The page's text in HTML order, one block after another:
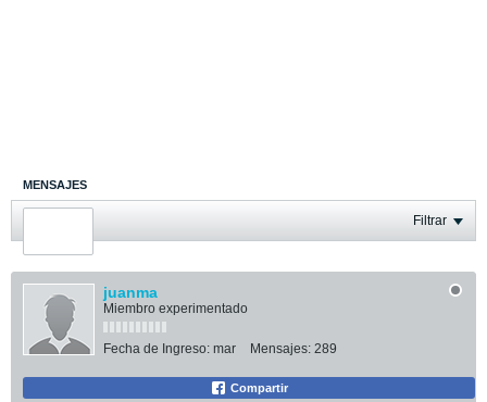
MENSAJES
ÚLTIMA ACTIVIDAD Filtrar
juanma
Miembro experimentado
Fecha de Ingreso: mar Mensajes: 289
Compartir